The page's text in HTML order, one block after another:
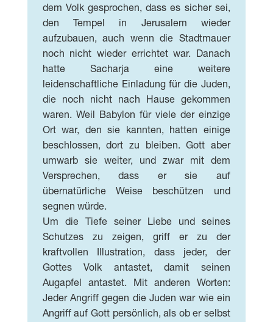
dem Volk gesprochen, dass es sicher sei,
den Tempel in Jerusalem wieder
aufzubauen, auch wenn die Stadtmauer
noch nicht wieder errichtet war. Danach
hatte Sacharja eine weitere
leidenschaftliche Einladung für die Juden,
die noch nicht nach Hause gekommen
waren. Weil Babylon für viele der einzige
Ort war, den sie kannten, hatten einige
beschlossen, dort zu bleiben. Gott aber
umwarb sie weiter, und zwar mit dem
Versprechen, dass er sie auf
übernatürliche Weise beschützen und
segnen würde.
Um die Tiefe seiner Liebe und seines
Schutzes zu zeigen, griff er zu der
kraftvollen Illustration, dass jeder, der
Gottes Volk antastet, damit seinen
Augapfel antastet. Mit anderen Worten:
Jeder Angriff gegen die Juden war wie ein
Angriff auf Gott persönlich, als ob er selbst